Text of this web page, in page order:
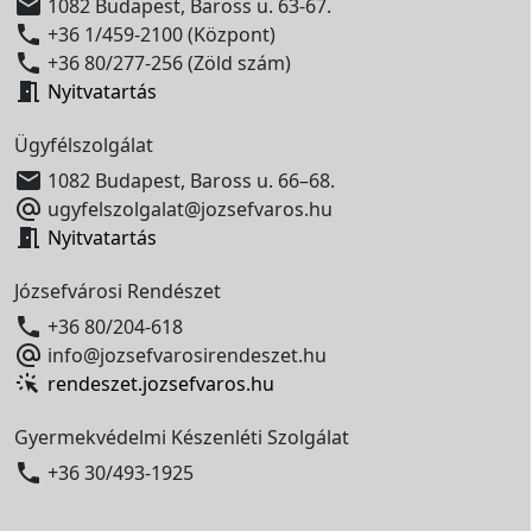
 1082 Budapest, Baross u. 63-67.
 +36 1/459-2100 (Központ)
 +36 80/277-256 (Zöld szám)
 Nyitvatartás
Ügyfélszolgálat
 1082 Budapest, Baross u. 66–68.
 ugyfelszolgalat@jozsefvaros.hu
 Nyitvatartás
Józsefvárosi Rendészet
 +36 80/204-618
 info@jozsefvarosirendeszet.hu
rendeszet.jozsefvaros.hu
Gyermekvédelmi Készenléti Szolgálat
 +36 30/493-1925